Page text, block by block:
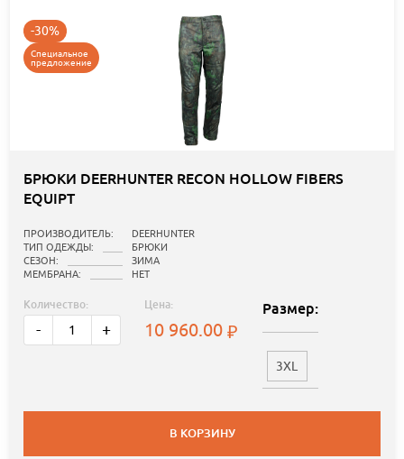
-30%
Специальное
предложение
БРЮКИ DEERHUNTER RECON HOLLOW FIBERS
EQUIPT
ПРОИЗВОДИТЕЛЬ:
DEERHUNTER
ТИП ОДЕЖДЫ:
БРЮКИ
СЕЗОН:
ЗИМА
МЕМБРАНА:
НЕТ
Количество:
- +
Цена:
10 960.00
Размер:
3XL
В КОРЗИНУ